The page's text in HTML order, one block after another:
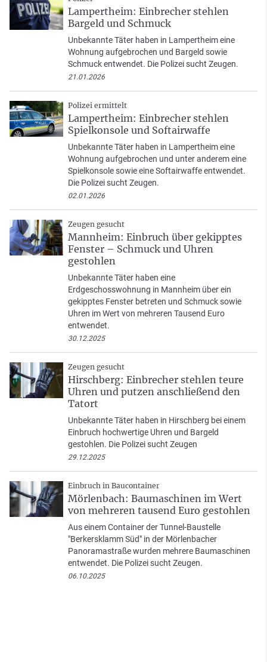
Lampertheim: Einbrecher stehlen
Bargeld und Schmuck
Unbekannte Täter haben in Lampertheim eine
Wohnung aufgebrochen und Bargeld sowie
Schmuck entwendet. Die Polizei sucht Zeugen.
21.01.2026
Polizei ermittelt
Lampertheim: Einbrecher stehlen
Spielkonsole und Softairwaffe
Unbekannte Täter haben in Lampertheim eine
Wohnung aufgebrochen und unter anderem eine
Spielkonsole sowie eine Softairwaffe entwendet.
Die Polizei sucht Zeugen.
02.01.2026
Zeugen gesucht
Mannheim: Einbruch über gekipptes
Fenster – Schmuck und Uhren
gestohlen
Unbekannte Täter haben eine
Erdgeschosswohnung in Mannheim über ein
gekipptes Fenster betreten und Schmuck sowie
Uhren im Wert von mehreren Tausend Euro
entwendet.
30.12.2025
Zeugen gesucht
Hirschberg: Einbrecher stehlen teure
Uhren und putzen anschließend den
Tatort
Unbekannte Täter haben in Hirschberg bei einem
Einbruch hochwertige Uhren und Bargeld
gestohlen. Die Polizei sucht Zeugen
29.12.2025
Einbruch in Baucontainer
Mörlenbach: Baumaschinen im Wert
von mehreren tausend Euro gestohlen
Aus einem Container der Tunnel-Baustelle
"Berkersklamm Süd" in der Mörlenbacher
Panoramastraße wurden mehrere Baumaschinen
entwendet. Die Polizei sucht Zeugen.
06.10.2025